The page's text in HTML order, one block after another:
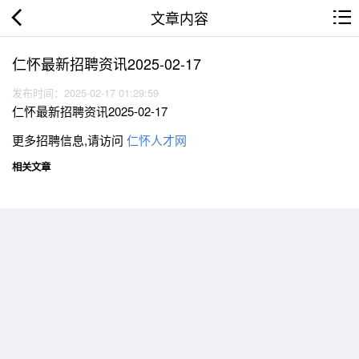
文章内容
仁怀最新招聘资讯2025-02-17
发布时间：2025-02-17 01:29:59
仁怀最新招聘资讯2025-02-17
更多招聘信息,请访问 仁怀人才网
相关文章